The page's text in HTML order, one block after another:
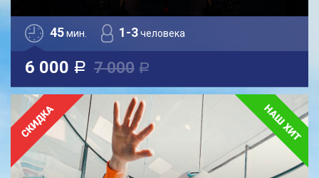
45мин. 1-3человека
6 000 a 7 000 a